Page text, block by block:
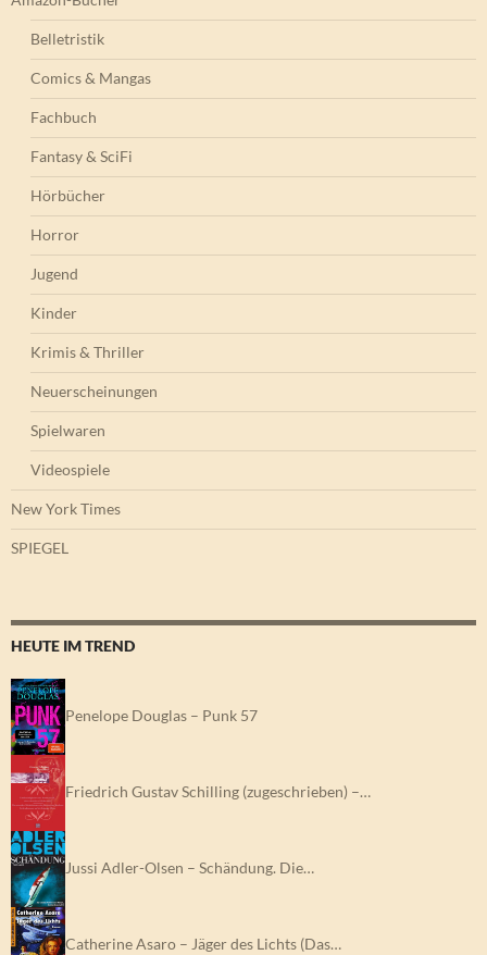
Belletristik
Comics & Mangas
Fachbuch
Fantasy & SciFi
Hörbücher
Horror
Jugend
Kinder
Krimis & Thriller
Neuerscheinungen
Spielwaren
Videospiele
New York Times
SPIEGEL
HEUTE IM TREND
Penelope Douglas – Punk 57
Friedrich Gustav Schilling (zugeschrieben) –…
Jussi Adler-Olsen – Schändung. Die…
Catherine Asaro – Jäger des Lichts (Das…